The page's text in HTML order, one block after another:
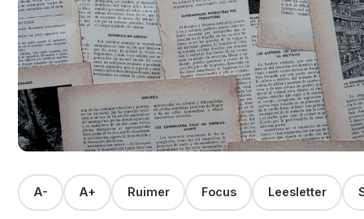
A- A+ Ruimer Focus Leesletter